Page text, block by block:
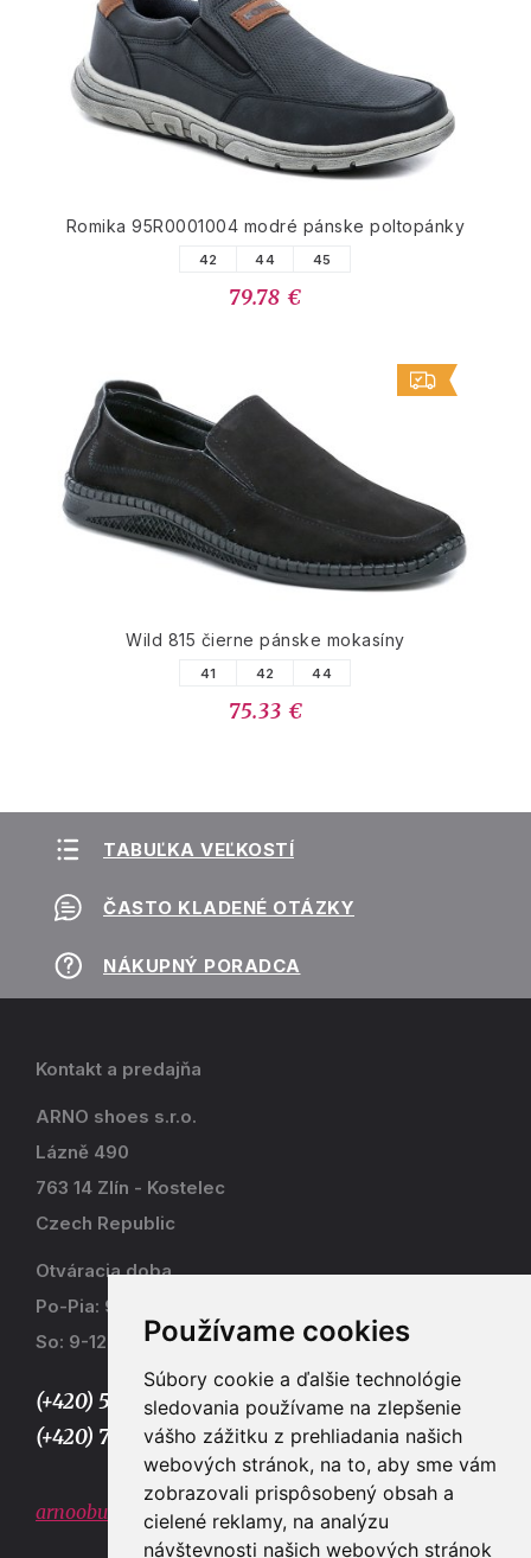
Používame cookies
Súbory cookie a ďalšie technológie
sledovania používame na zlepšenie
vášho zážitku z prehliadania našich
webových stránok, na to, aby sme vám
zobrazovali prispôsobený obsah a
cielené reklamy, na analýzu
návštevnosti našich webových stránok
Romika 95R0001004 modré pánske poltopánky
42 44 45
79.78 €
Wild 815 čierne pánske mokasíny
41 42 44
75.33 €
TABUĽKA VEĽKOSTÍ
ČASTO KLADENÉ OTÁZKY
NÁKUPNÝ PORADCA
Kontakt a predajňa
ARNO shoes s.r.o.
Lázně 490
763 14 Zlín - Kostelec
Czech Republic
Otváracia doba
Po-Pia: 9-17
So: 9-12
(+420) 577 915 036,
(+420) 773 667 390
arnoobuv@gmail.com